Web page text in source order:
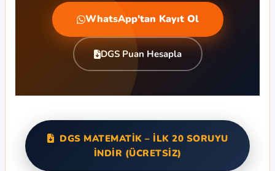
WhatsApp'tan Kayıt Ol
DGS Puan Hesapla
DGS MATEMATİK – İLK 20 SORUYU
İNDİR (ÜCRETSİZ)